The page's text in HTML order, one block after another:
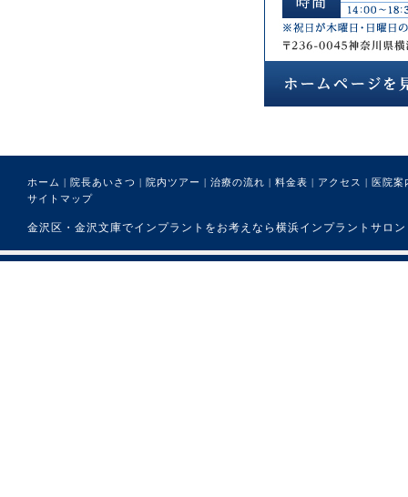
ホーム | 院長あいさつ | 院内ツアー | 治療の流れ | 料金表 | アクセス | 医院案
サイトマップ
金沢区・金沢文庫でインプラントをお考えなら横浜インプラントサ